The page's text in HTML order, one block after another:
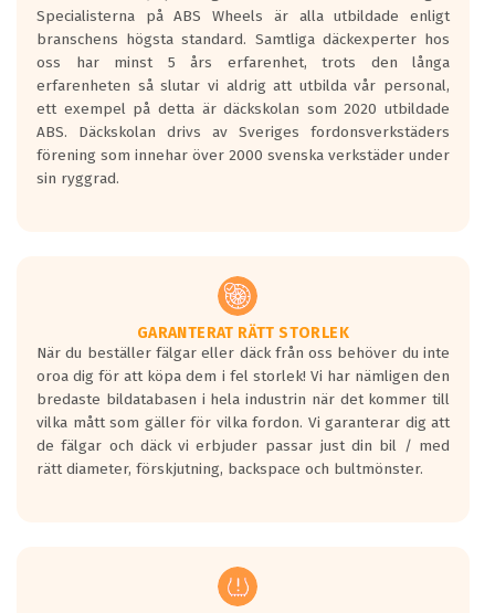
längsta.
Inga D eller G betyg delas ut för
personbilar och lätta lastbilar.
Betyget sätts efter ett test där däcken
skall bromsa in på en väg där det ligger
0.5-1.5 mm vatten.
I 80km/h kommer skillnaden på
Vid körning i över 50km/h brukar
rullmotståndets ljud överträffa
motorljudet.
På däckmärkningen kommer det finnas
en symbol av ett däck med vågar. Hög
bullernivå markeras med svarta vågor
medans de vita vågorna påvisar om det är
ett tyst däck.
regelverket som introduceras år 2016.
Ett däck med två svarta vågor är redan
Specialisterna på ABS Wheels är alla utbildade enligt
branschens högsta standard. Samtliga däckexperter hos
oss har minst 5 års erfarenhet, trots den långa
erfarenheten så slutar vi aldrig att utbilda vår personal,
ett exempel på detta är däckskolan som 2020 utbildade
ABS. Däckskolan drivs av Sveriges fordonsverkstäders
förening som innehar över 2000 svenska verkstäder under
sin ryggrad.
GARANTERAT RÄTT STORLEK
När du beställer fälgar eller däck från oss behöver du inte
oroa dig för att köpa dem i fel storlek! Vi har nämligen den
bredaste bildatabasen i hela industrin när det kommer till
vilka mått som gäller för vilka fordon. Vi garanterar dig att
de fälgar och däck vi erbjuder passar just din bil / med
rätt diameter, förskjutning, backspace och bultmönster.